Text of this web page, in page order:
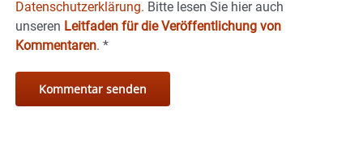
Datenschutzerklärung. Bitte lesen Sie hier auch
unseren Leitfaden für die Veröffentlichung von
Kommentaren. *